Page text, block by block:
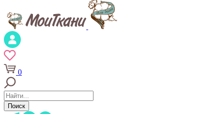
0
Поиск